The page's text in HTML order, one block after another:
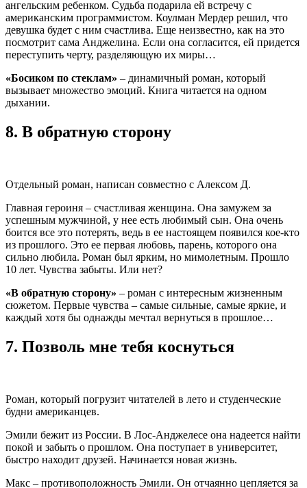
ангельским ребенком. Судьба подарила ей встречу с
американским программистом. Коулман Мердер решил, что
девушка будет с ним счастлива. Еще неизвестно, как на это
посмотрит сама Анджелина. Если она согласится, ей придется
переступить черту, разделяющую их миры…
«Босиком по стеклам» – динамичный роман, который
вызывает множество эмоций. Книга читается на одном
дыхании.
8. В обратную сторону
Отдельный роман, написан совместно с Алексом Д.
Главная героиня – счастливая женщина. Она замужем за
успешным мужчиной, у нее есть любимый сын. Она очень
боится все это потерять, ведь в ее настоящем появился кое-кто
из прошлого. Это ее первая любовь, парень, которого она
сильно любила. Роман был ярким, но мимолетным. Прошло
10 лет. Чувства забыты. Или нет?
«В обратную сторону» – роман с интересным жизненным
сюжетом. Первые чувства – самые сильные, самые яркие, и
каждый хотя бы однажды мечтал вернуться в прошлое…
7. Позволь мне тебя коснуться
Роман, который погрузит читателей в лето и студенческие
будни американцев.
Эмили бежит из России. В Лос-Анджелесе она надеется найти
покой и забыть о прошлом. Она поступает в университет,
быстро находит друзей. Начинается новая жизнь.
Макс – противоположность Эмили. Он отчаянно цепляется за